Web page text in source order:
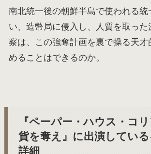
南北統一後の朝鮮半島で使われる統
い、造幣局に侵入し、人質を取った
察は、この強奪計画を裏で操る天才
めることはできるのか。
『ペーパー・ハウス・コ
貨を奪え』に出演してい
詳細